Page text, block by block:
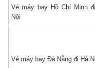
Vé máy bay Hồ Chí Minh
Nội
Vé máy bay Đà Nẵng đi Hà